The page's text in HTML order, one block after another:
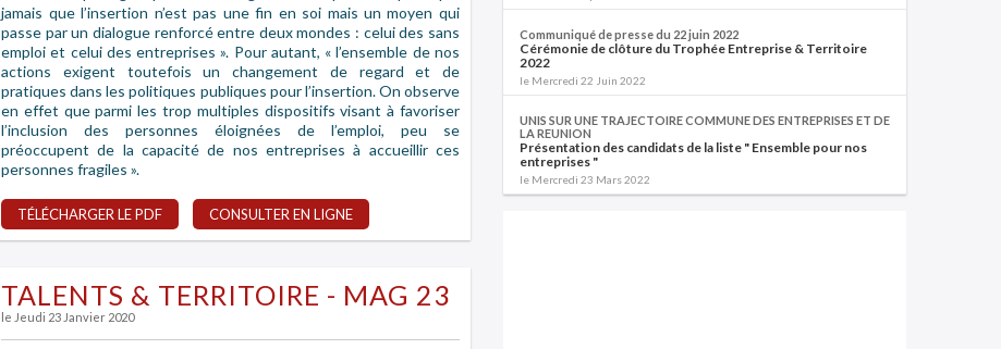
jamais que l’insertion n’est pas une fin en soi mais un moyen qui
passe par un dialogue renforcé entre deux mondes : celui des sans
emploi et celui des entreprises ». Pour autant, « l’ensemble de nos
actions exigent toutefois un changement de regard et de
pratiques dans les politiques publiques pour l’insertion. On observe
en effet que parmi les trop multiples dispositifs visant à favoriser
l’inclusion des personnes éloignées de l’emploi, peu se
préoccupent de la capacité de nos entreprises à accueillir ces
personnes fragiles ».
TÉLÉCHARGER LE PDF CONSULTER EN LIGNE
TALENTS & TERRITOIRE - MAG 23
le Jeudi 23 Janvier 2020
Communiqué de presse du 22 juin 2022
Cérémonie de clôture du Trophée Entreprise & Territoire
2022
le Mercredi 22 Juin 2022
UNIS SUR UNE TRAJECTOIRE COMMUNE DES ENTREPRISES ET DE
LA REUNION
Présentation des candidats de la liste " Ensemble pour nos
entreprises "
le Mercredi 23 Mars 2022